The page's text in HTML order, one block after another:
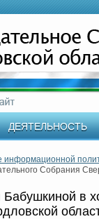
ДЕЯТЕЛЬНОСТЬ
информационной
Собрания
в